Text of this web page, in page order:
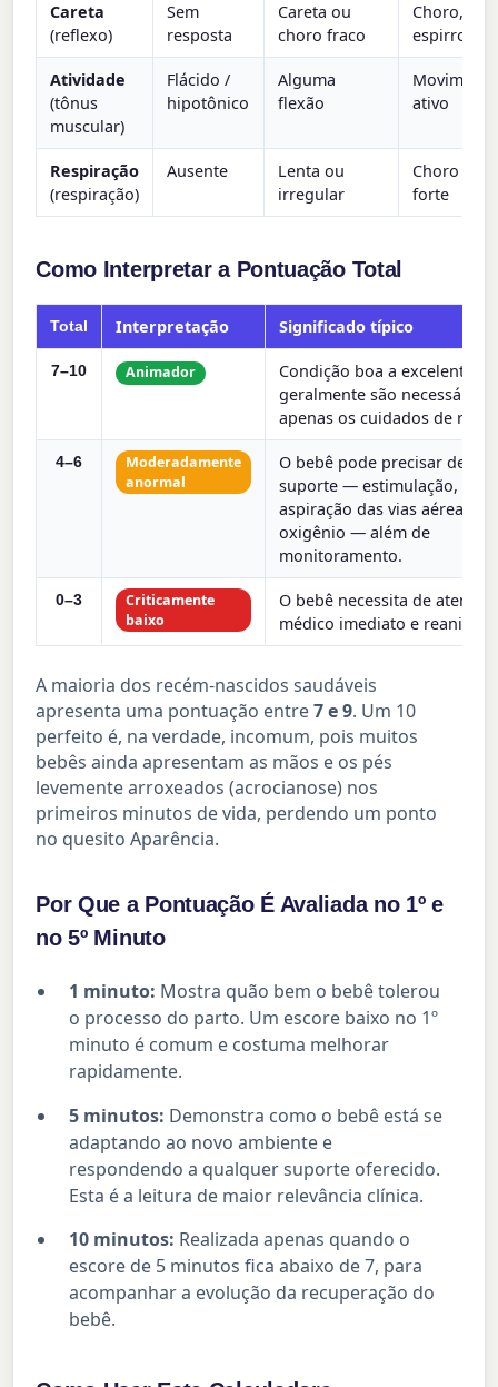
Careta
(reflexo)
Sem
resposta
Careta ou
choro fraco
Choro,
espirro
Atividade
(tônus
muscular)
Flácido /
hipotônico
Alguma
flexão
Movimento
ativo
Respiração
(respiração)
Ausente
Lenta ou
irregular
Choro
forte
Como Interpretar a Pontuação Total
Total Interpretação Significado típico
7–10 Animador
Condição boa a excelente;
geralmente são necessários
apenas os cuidados de
4–6
Moderadamente
anormal
O bebê pode precisar de
suporte — estimulação,
aspiração das vias aéreas ou
oxigênio — além de
monitoramento.
0–3
Criticamente
baixo
O bebê necessita de
médico imediato e
A maioria dos recém-nascidos saudáveis
apresenta uma pontuação entre7 e 9. Um 10
perfeito é, na verdade, incomum, pois muitos
bebês ainda apresentam as mãos e os pés
levemente arroxeados (acrocianose) nos
primeiros minutos de vida, perdendo um ponto
no quesito Aparência.
Por Que a Pontuação É Avaliada no 1º e
no 5º Minuto
1 minuto: Mostra quão bem o bebê tolerou
o processo do parto. Um escore baixo no 1º
minuto é comum e costuma melhorar
rapidamente.
5 minutos: Demonstra como o bebê está se
adaptando ao novo ambiente e
respondendo a qualquer suporte oferecido.
Esta é a leitura de maior relevância clínica.
10 minutos: Realizada apenas quando o
escore de 5 minutos fica abaixo de 7, para
acompanhar a evolução da recuperação do
bebê.